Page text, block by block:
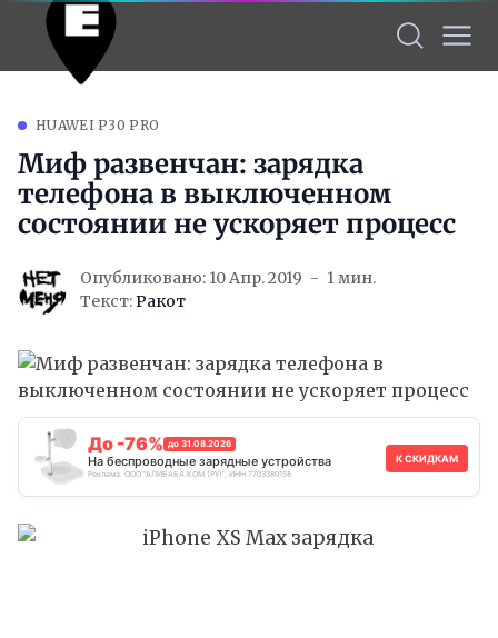
HUAWEI P30 PRO
Миф развенчан: зарядка
телефона в выключенном
состоянии не ускоряет процесс
Опубликовано: 10 Апр. 2019
1 мин.
Текст:Ракот
До -76% до 31.08.2026
На беспроводные зарядные устройства
Реклама. ООО "АЛИБАБА.КОМ (РУ)", ИНН 7703380158
К СКИДКАМ